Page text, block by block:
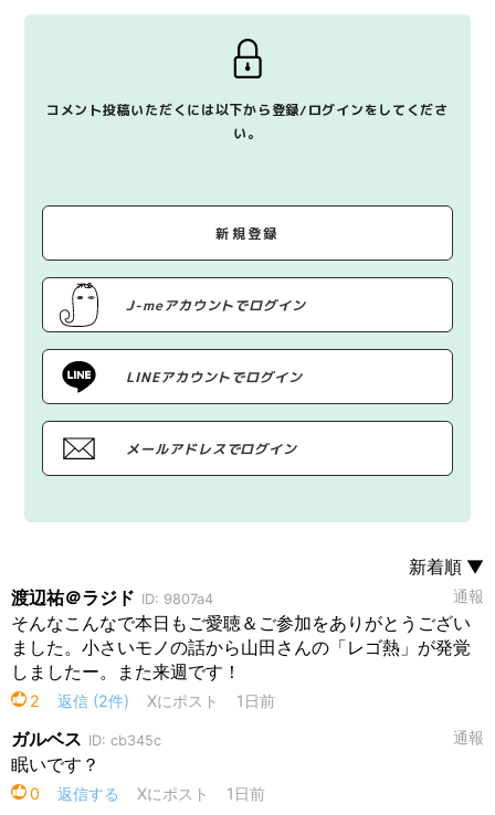
コメント投稿いただくには以下から登録/ログインをしてくださ
い。
新規登録
J-meアカウントでログイン
LINEアカウントでログイン
メールアドレスでログイン